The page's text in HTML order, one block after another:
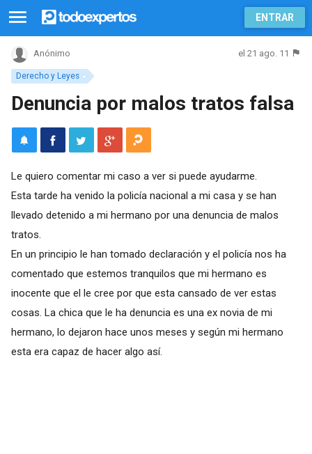
ENTRAR
Derecho y Leyes
Anónimo el 21 ago. 11
Denuncia por malos tratos falsa
Le quiero comentar mi caso a ver si puede ayudarme.
Esta tarde ha venido la policía nacional a mi casa y se han
llevado detenido a mi hermano por una denuncia de malos
tratos.
En un principio le han tomado declaración y el policía nos ha
comentado que estemos tranquilos que mi hermano es
inocente que el le cree por que esta cansado de ver estas
cosas. La chica que le ha denuncia es una ex novia de mi
hermano, lo dejaron hace unos meses y según mi hermano
esta era capaz de hacer algo así.